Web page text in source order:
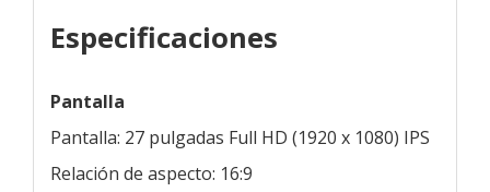
Especificaciones
Pantalla
Pantalla: 27 pulgadas Full HD (1920 x 1080) IPS
Relación de aspecto: 16:9